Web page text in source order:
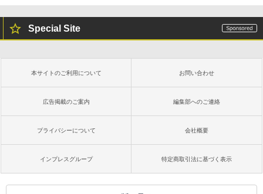
Kindle Paperwhite シグニチャーエディ
るさ自動調整、色調調節ライト、12週間
持続バッテリー、広告なし、メタリック
Amazon Kindle Colorsoft | 16GBストレ
ージ、防水、7インチカラーディスプレ
イ、色調調節ライト、最大8週間持続バッ
テリー、広告無し、ブラック (2025年発
売)
Special Site
本サイトのご利用について お問い合わせ
広告掲載のご案内 編集部へのご連絡
プライバシーについて 会社概要
インプレスグループ 特定商取引法に基づく表示